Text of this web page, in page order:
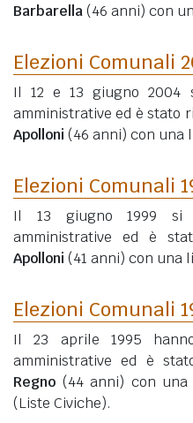
Barbarella(46 anni) con
Elezioni Comunali
Il 12 e 13 giugno 2004
amministrative ed è stato
Apolloni (46 anni) con una
Elezioni Comunali
Il 13 giugno 1999 si
amministrative ed è
Apolloni (41 anni) con una
Elezioni Comunali
Il 23 aprile 1995
amministrative ed è
Regno (44 anni) con una
(Liste Civiche).